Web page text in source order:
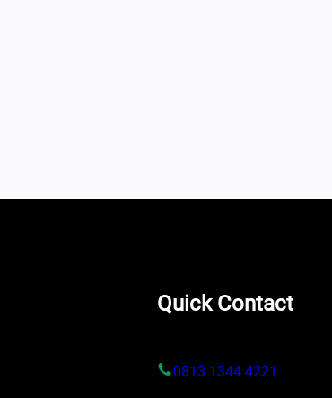
Quick Contact
0813 1344 4221